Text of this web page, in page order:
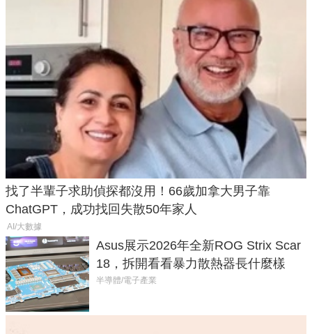
找了半輩子求助偵探都沒用！66歲加拿大男子靠
ChatGPT，成功找回失散50年家人
AI/大數據
Asus展示2026年全新ROG Strix Scar
18，拆開看看暴力散熱器長什麼樣
半導體/電子產業